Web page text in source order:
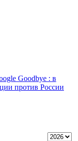
Goodbye : в
против России